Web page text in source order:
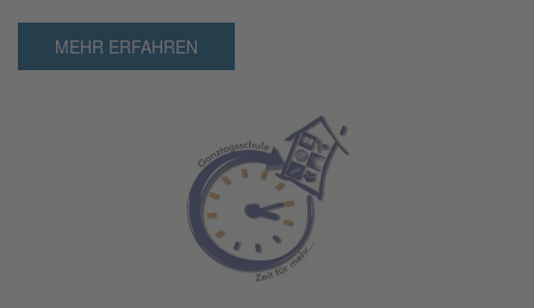
MEHR ERFAHREN